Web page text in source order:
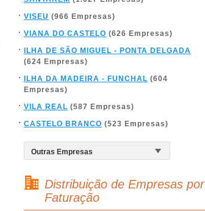
VISEU (966 Empresas)
VIANA DO CASTELO (626 Empresas)
ILHA DE SÃO MIGUEL - PONTA DELGADA
(624 Empresas)
ILHA DA MADEIRA - FUNCHAL (604
Empresas)
VILA REAL (587 Empresas)
CASTELO BRANCO (523 Empresas)
Distribuição de Empresas por
Faturação